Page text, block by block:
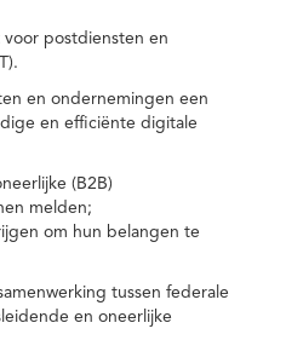
postdiensten en
en ondernemingen een
en efficiënte digitale
(B2B)
melden;
om hun belangen te
tussen federale
en oneerlijke